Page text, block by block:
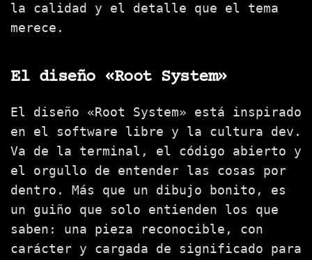
la calidad y el detalle que el tema
merece.
El diseño «Root System»
El diseño «Root System» está inspirado
en el software libre y la cultura dev.
Va de la terminal, el código abierto y
el orgullo de entender las cosas por
dentro. Más que un dibujo bonito, es
un guiño que solo entienden los que
saben: una pieza reconocible, con
carácter y cargada de significado para